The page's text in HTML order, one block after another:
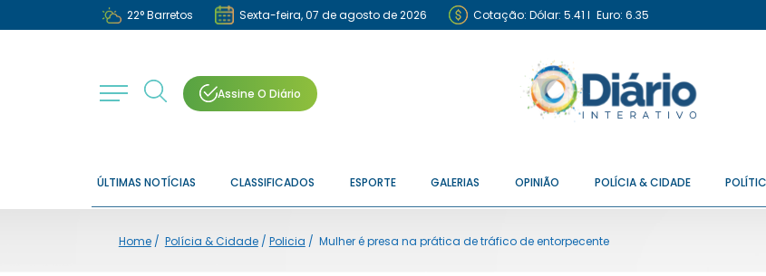
22°Barretos Sexta-feira, 07 de agosto de 2026 Cotação: Dólar: 5.41 I Euro: 6.35
Assine O Diário
ÚLTIMAS NOTÍCIAS CLASSIFICADOS ESPORTE GALERIAS OPINIÃO POLÍCIA & CIDADE
Home/ Polícia & Cidade/ Policia / Mulher é presa na prática de tráfico de entorpecente